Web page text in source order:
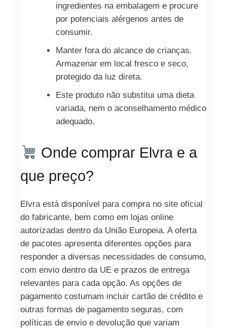
ingredientes na embalagem e procure
por potenciais alérgenos antes de
consumir.
Manter fora do alcance de crianças.
Armazenar em local fresco e seco,
protegido da luz direta.
Este produto não substitui uma dieta
variada, nem o aconselhamento médico
adequado.
Onde comprar Elvra e a
que preço?
Elvra está disponível para compra no site oficial
do fabricante, bem como em lojas online
autorizadas dentro da União Europeia. A oferta
de pacotes apresenta diferentes opções para
responder a diversas necessidades de consumo,
com envio dentro da UE e prazos de entrega
relevantes para cada opção. As opções de
pagamento costumam incluir cartão de crédito e
outras formas de pagamento seguras, com
políticas de envio e devolução que variam